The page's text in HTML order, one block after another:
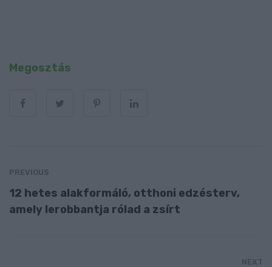
Megosztás
PREVIOUS
12 hetes alakformáló, otthoni edzésterv,
amely lerobbantja rólad a zsírt
NEXT